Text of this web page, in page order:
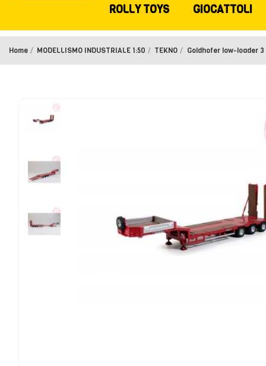
ROLLY TOYS GIOCATTOLI
Home MODELLISMO INDUSTRIALE 1:50 TEKNO Goldhofer low-loader 3